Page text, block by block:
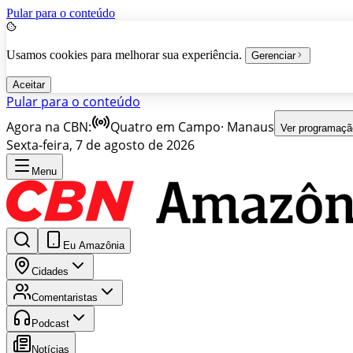
Pular para o conteúdo
Usamos cookies para melhorar sua experiência. Gerenciar
Aceitar
Pular para o conteúdo
Agora na CBN:
Quatro em Campo· Manaus Ver
Sexta-feira, 7 de agosto de 2026
Menu
Eu Amazônia
Cidades
Comentaristas
Podcast
Notícias